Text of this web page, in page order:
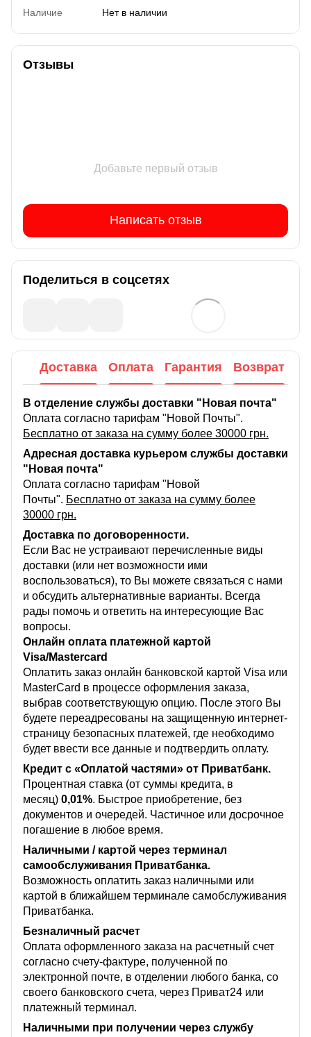
Наличие
Нет в наличии
Отзывы
Добавьте первый отзыв
Написать отзыв
Поделиться в соцсетях
Доставка Оплата Гарантия Возврат
В отделение службы доставки "Новая почта"
Оплата согласно тарифам "Новой Почты".
Бесплатно от заказа на сумму более 30000 грн.
Адресная доставка курьером службы доставки
"Новая почта"
Оплата согласно тарифам "Новой
Почты". Бесплатно от заказа на сумму более
30000 грн.
Доставка по договоренности.
Если Вас не устраивают перечисленные виды
доставки (или нет возможности ими
воспользоваться), то Вы можете связаться с нами
и обсудить альтернативные варианты. Всегда
рады помочь и ответить на интересующие Вас
вопросы.
Онлайн оплата платежной картой
Visa/Mastercard
Оплатить заказ онлайн банковской картой Visa или
MasterCard в процессе оформления заказа,
выбрав соответствующую опцию. После этого Вы
будете переадресованы на защищенную интернет-
страницу безопасных платежей, где необходимо
будет ввести все данные и подтвердить оплату.
Кредит с «Оплатой частями» от Приватбанк.
Процентная ставка (от суммы кредита, в
месяц) 0,01%. Быстрое приобретение, без
документов и очередей. Частичное или досрочное
погашение в любое время.
Наличными / картой через терминал
самообслуживания Приватбанка.
Возможность оплатить заказ наличными или
картой в ближайшем терминале самобслуживания
Приватбанка.
Безналичный расчет
Оплата оформленного заказа на расчетный счет
согласно счету-фактуре, полученной по
электронной почте, в отделении любого банка, со
своего банковского счета, через Приват24 или
платежный терминал.
Наличными при получении через службу